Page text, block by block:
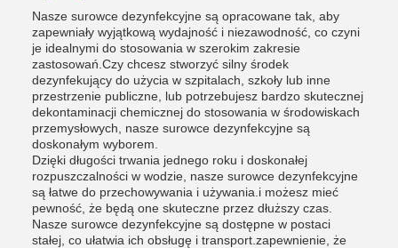
Nasze surowce dezynfekcyjne są opracowane tak, aby
zapewniały wyjątkową wydajność i niezawodność, co czyni
je idealnymi do stosowania w szerokim zakresie
zastosowań.Czy chcesz stworzyć silny środek
dezynfekujący do użycia w szpitalach, szkoły lub inne
przestrzenie publiczne, lub potrzebujesz bardzo skutecznej
dekontaminacji chemicznej do stosowania w środowiskach
przemysłowych, nasze surowce dezynfekcyjne są
doskonałym wyborem.
Dzięki długości trwania jednego roku i doskonałej
rozpuszczalności w wodzie, nasze surowce dezynfekcyjne
są łatwe do przechowywania i używania.i możesz mieć
pewność, że będą one skuteczne przez dłuższy czas.
Nasze surowce dezynfekcyjne są dostępne w postaci
stałej, co ułatwia ich obsługę i transport.zapewnienie, że